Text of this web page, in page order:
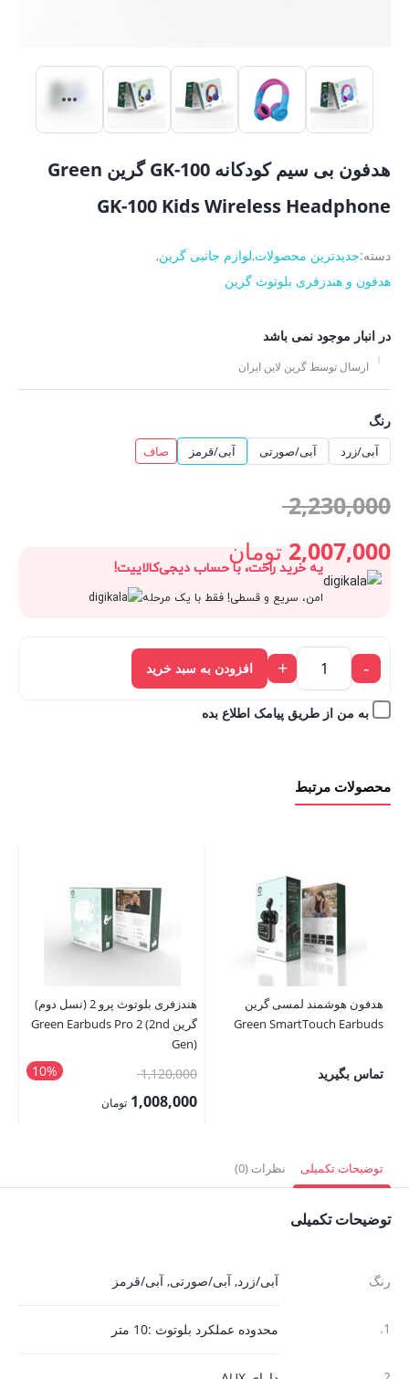
هدفون بی سیم کودکانه GK-100 گرین Green
GK-100 Kids Wireless Headphone
دسته:جدیدترین محصولات,لوازم جانبی گرین,
هدفون و هندزفری بلوتوث گرین
در انبار موجود نمی باشد
ارسال توسط گرین لاین ایران
رنگ
آبی/زرد آبی/صورتی آبی/قرمز صاف
2,230,000
اصلی:
2,230,000 تومان
بود.
2,007,000 تومان
قیمت
فعلی:
2,007,000 تومان.
یه خرید راحت، با حساب دیجی‌کالاییت!
امن، سریع و قسطی! فقط با یک مرحله
-
+ افزودن به سبد خرید
به من از طریق پیامک اطلاع بده
محصولات مرتبط
هدفون هوشمند لمسی گرین
Green SmartTouch Earbuds
تماس بگیرید
هندزفری بلوتوث پرو 2 (نسل دوم)
گرین Green Earbuds Pro 2 (2nd
Gen)
10% 1,120,000قیمت
اصلی:1,008,000 تومان
توضیحات تکمیلی نظرات (0)
توضیحات تکمیلی
رنگ آبی/زرد,آبی/صورتی,آبی/قرمز
1. محدوده عملکرد بلوتوث :10 متر